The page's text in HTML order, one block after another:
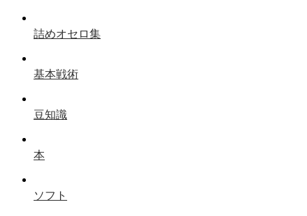
詰めオセロ集
基本戦術
豆知識
本
ソフト